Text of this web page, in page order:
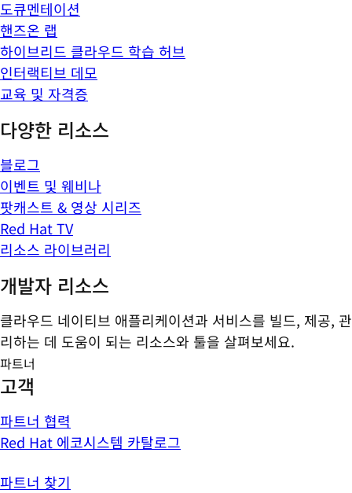
도큐멘테이션
핸즈온 랩
하이브리드 클라우드 학습 허브
인터랙티브 데모
교육 및 자격증
다양한 리소스
블로그
이벤트 및 웨비나
팟캐스트 & 영상 시리즈
Red Hat TV
리소스 라이브러리
개발자 리소스
클라우드 네이티브 애플리케이션과 서비스를 빌드, 제공, 관
리하는 데 도움이 되는 리소스와 툴을 살펴보세요.
파트너
고객
파트너 협력
Red Hat 에코시스템 카탈로그
파트너 찾기